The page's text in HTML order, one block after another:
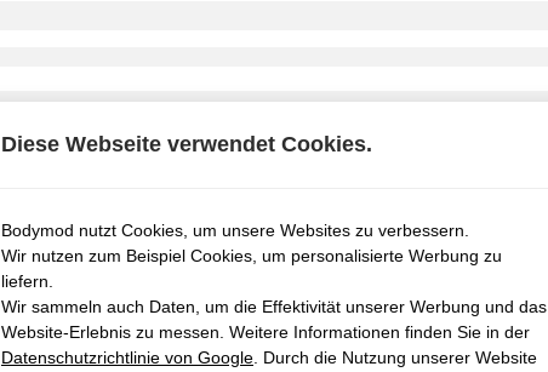
Diese Webseite verwendet Cookies.
Bodymod nutzt Cookies, um unsere Websites zu verbessern.
Wir nutzen zum Beispiel Cookies, um personalisierte Werbung zu
liefern.
Wir sammeln auch Daten, um die Effektivität unserer Werbung und das
Website-Erlebnis zu messen. Weitere Informationen finden Sie in der
Datenschutzrichtlinie von Google . Durch die Nutzung unserer Website